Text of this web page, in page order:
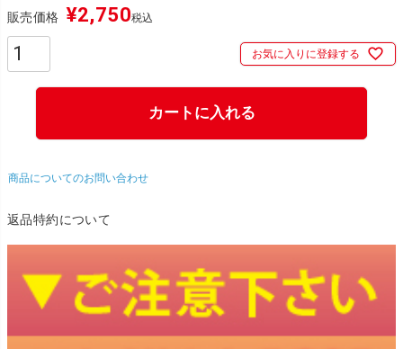
販売価格 ¥2,750税込
お気に入りに登録する
カートに入れる
商品についてのお問い合わせ
返品特約について